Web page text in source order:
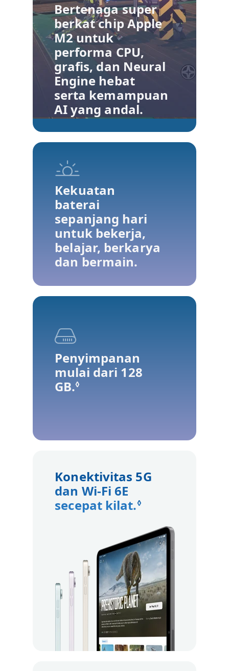
Bertenaga super
berkat chip Apple
M2 untuk
performa CPU,
grafis, dan Neural
Engine hebat
serta kemampuan
AI yang andal.
Kekuatan
baterai
sepanjang hari
untuk bekerja,
belajar, berkarya
dan bermain.
Penyimpanan
mulai dari 128
GB.◊
Konektivitas 5G
dan Wi-Fi 6E
secepat kilat.◊